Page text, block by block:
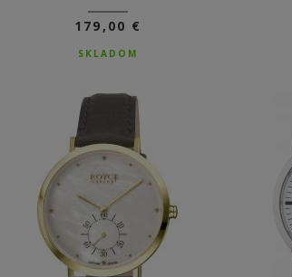
179,00 €
SKLADOM